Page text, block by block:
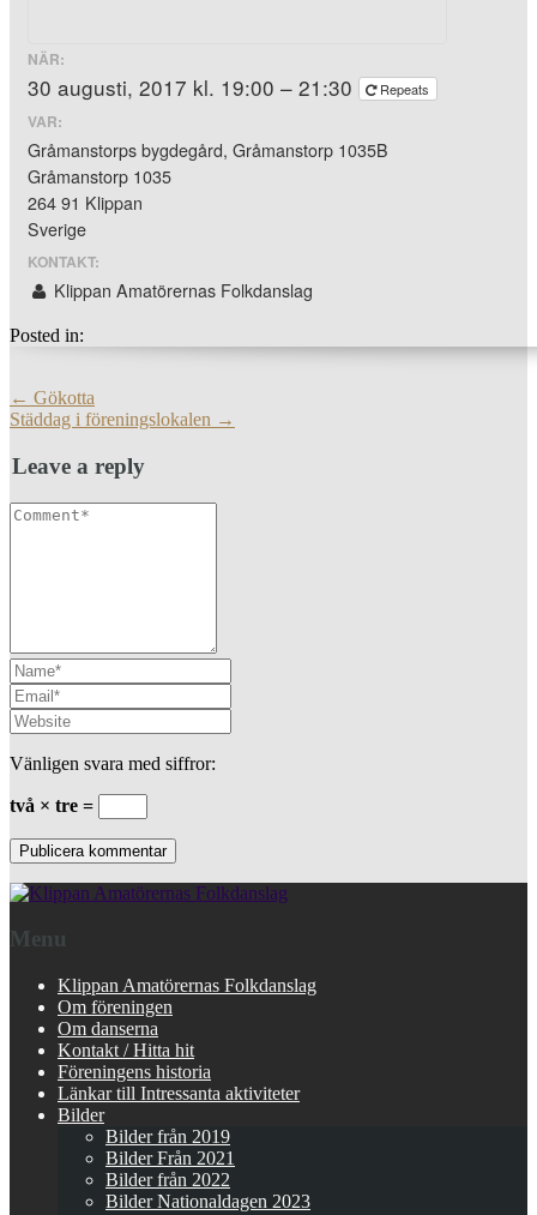
NÄR:
30 augusti, 2017 kl. 19:00 – 21:30 Repeats
VAR:
Gråmanstorps bygdegård, Gråmanstorp 1035B
Gråmanstorp 1035
264 91 Klippan
Sverige
KONTAKT:
Klippan Amatörernas Folkdanslag
Posted in:
More
Articles
← Gökotta
Städdag i föreningslokalen →
Leave a reply
Vänligen svara med siffror:
två × tre =
Menu
Klippan Amatörernas Folkdanslag
Om föreningen
Om danserna
Kontakt / Hitta hit
Föreningens historia
Länkar till Intressanta aktiviteter
Bilder
Bilder från 2019
Bilder Från 2021
Bilder från 2022
Bilder Nationaldagen 2023